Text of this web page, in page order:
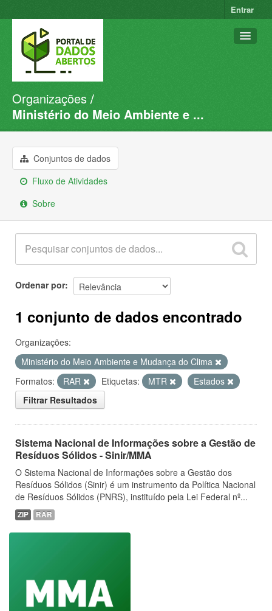
Entrar
Conjuntos de dados
Organizações
Sobre
Organizações
Ministério do Meio Ambiente e ...
Conjuntos de dados
Fluxo de Atividades
Sobre
Ordenar por
1 conjunto de dados encontrado
Organizações:
Ministério do Meio Ambiente e Mudança do Clima
Formatos:
RAR Etiquetas: MTR
Estados
Filtrar Resultados
Sistema Nacional de Informações sobre a Gestão de
Resíduos Sólidos - Sinir/MMA
O Sistema Nacional de Informações sobre a Gestão dos
Resíduos Sólidos (Sinir) é um instrumento da Política Nacional
de Resíduos Sólidos (PNRS), instituído pela Lei Federal nº...
ZIP RAR